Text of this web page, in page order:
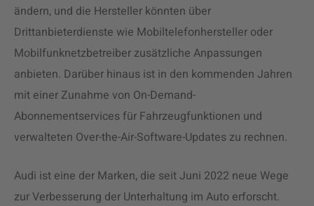
ändern, und die Hersteller könnten über
Drittanbieterdienste wie Mobiltelefonhersteller oder
Mobilfunknetzbetreiber zusätzliche Anpassungen
anbieten. Darüber hinaus ist in den kommenden Jahren
mit einer Zunahme von On-Demand-
Abonnementservices für Fahrzeugfunktionen und
verwalteten Over-the-Air-Software-Updates zu rechnen.
Audi ist eine der Marken, die seit Juni 2022 neue Wege
zur Verbesserung der Unterhaltung im Auto erforscht.